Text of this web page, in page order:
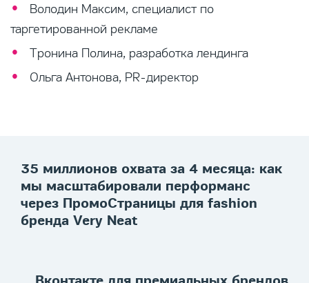
Володин Максим, специалист по
таргетированной рекламе
Тронина Полина, разработка лендинга
Ольга Антонова, PR-директор
35 миллионов охвата за 4 месяца: как
мы масштабировали перформанс
через ПромоСтраницы для fashion
бренда Very Neat